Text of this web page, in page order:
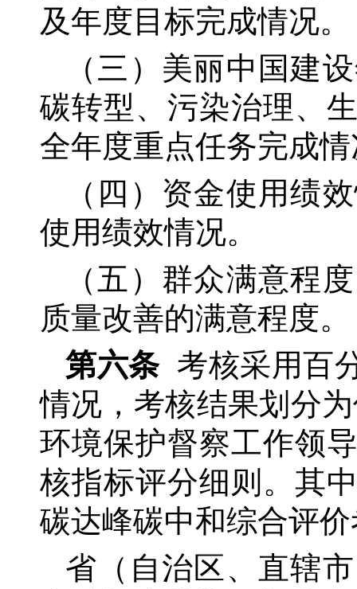
及年度目标完成情况。
（三）美丽中国建
碳转型、污染治理、
全年度重点任务完成
（四）资金使用绩
使用绩效情况。
（五）群众满意程
质量改善的满意程度。
第六条 考核采用百
情况，考核结果划分
环境保护督察工作领
核指标评分细则。其
碳达峰碳中和综合评
省（自治区、直辖